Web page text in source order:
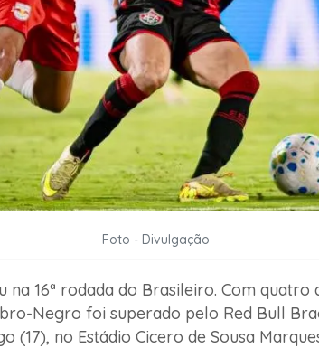
Foto - Divulgação
na 16ª rodada do Brasileiro. Com quatro
Negro foi superado pelo Red Bull
(17), no Estádio Cicero de Sousa